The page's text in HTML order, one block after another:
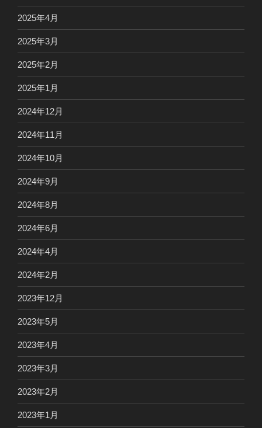
2025年4月
2025年3月
2025年2月
2025年1月
2024年12月
2024年11月
2024年10月
2024年9月
2024年8月
2024年6月
2024年4月
2024年2月
2023年12月
2023年5月
2023年4月
2023年3月
2023年2月
2023年1月